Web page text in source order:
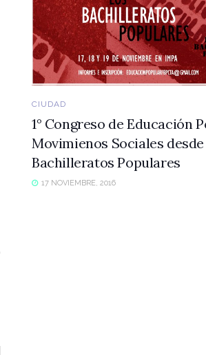
CIUDAD
1° Congreso de Educación
Movimienos Sociales
Bachilleratos Populares
17 NOVIEMBRE, 2016